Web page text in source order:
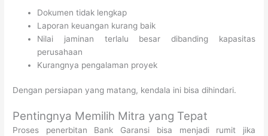
Dokumen tidak lengkap
Laporan keuangan kurang baik
Nilai jaminan terlalu besar dibanding kapasitas
perusahaan
Kurangnya pengalaman proyek
Dengan persiapan yang matang, kendala ini bisa dihindari.
Pentingnya Memilih Mitra yang Tepat
Proses penerbitan Bank Garansi bisa menjadi rumit jika